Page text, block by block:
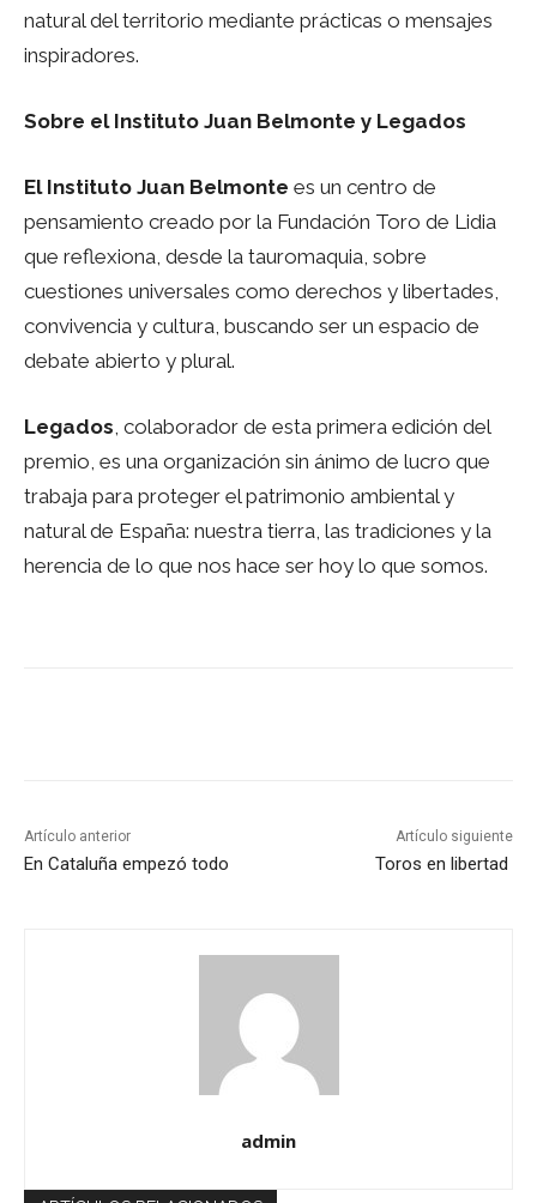
natural del territorio mediante prácticas o mensajes
inspiradores.
Sobre el Instituto Juan Belmonte y Legados
El Instituto Juan Belmonte es un centro de
pensamiento creado por la Fundación Toro de Lidia
que reflexiona, desde la tauromaquia, sobre
cuestiones universales como derechos y libertades,
convivencia y cultura, buscando ser un espacio de
debate abierto y plural.
Legados, colaborador de esta primera edición del
premio, es una organización sin ánimo de lucro que
trabaja para proteger el patrimonio ambiental y
natural de España: nuestra tierra, las tradiciones y la
herencia de lo que nos hace ser hoy lo que somos.
Artículo anterior
En Cataluña empezó todo
Artículo siguiente
Toros en libertad
admin